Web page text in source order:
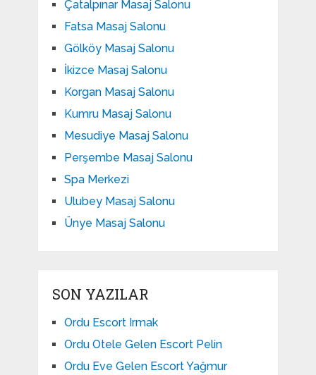
Çatalpınar Masaj Salonu
Fatsa Masaj Salonu
Gölköy Masaj Salonu
İkizce Masaj Salonu
Korgan Masaj Salonu
Kumru Masaj Salonu
Mesudiye Masaj Salonu
Perşembe Masaj Salonu
Spa Merkezi
Ulubey Masaj Salonu
Ünye Masaj Salonu
SON YAZILAR
Ordu Escort Irmak
Ordu Otele Gelen Escort Pelin
Ordu Eve Gelen Escort Yağmur